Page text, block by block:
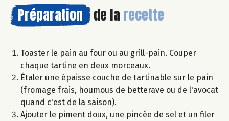
Préparation de la recette
Toaster le pain au four ou au grill-pain. Couper
chaque tartine en deux morceaux.
Étaler une épaisse couche de tartinable sur le pain
(fromage frais, houmous de betterave ou de l'avocat
quand c'est de la saison).
Ajouter le piment doux, une pincée de sel et un filer